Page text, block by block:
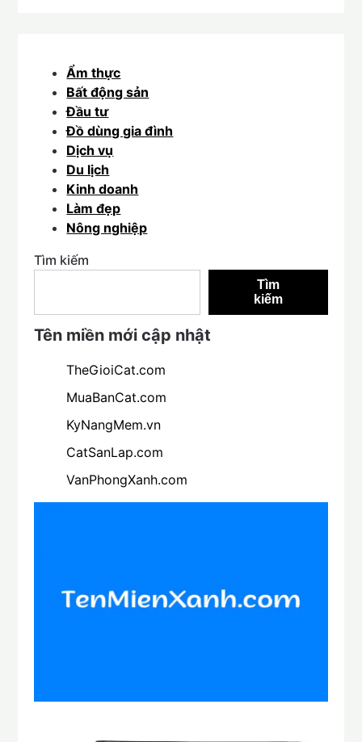
Ẩm thực
Bất động sản
Đầu tư
Đồ dùng gia đình
Dịch vụ
Du lịch
Kinh doanh
Làm đẹp
Nông nghiệp
Tìm kiếm
Tìm
kiếm
Tên miền mới cập nhật
TheGioiCat.com
MuaBanCat.com
KyNangMem.vn
CatSanLap.com
VanPhongXanh.com